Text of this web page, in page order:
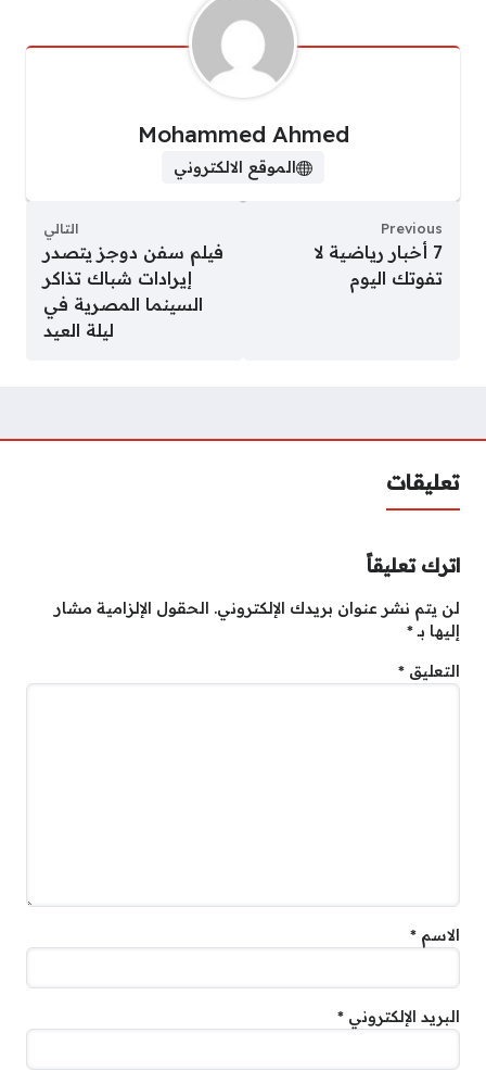
Mohammed Ahmed
الموقع الالكتروني
Previous
7 أخبار رياضية لا
تفوتك اليوم
التالي
فيلم سفن دوجز يتصدر
إيرادات شباك تذاكر
السينما المصرية في
ليلة العيد
تعليقات
اترك تعليقاً
لن يتم نشر عنوان بريدك الإلكتروني. الحقول الإلزامية مشار
إليها بـ*
التعليق *
الاسم *
البريد الإلكتروني *